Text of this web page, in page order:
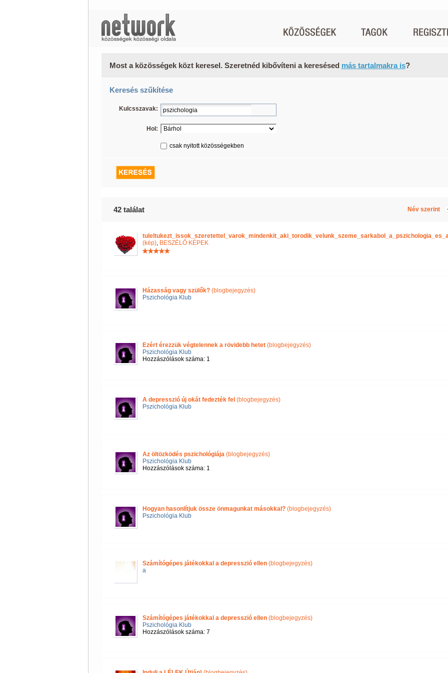
Most a közösségek közt keresel. Szeretnéd kibővíteni a keresésed más tartalmakra is?
Keresés szűkítése
Kulcsszavak:
Hol:
csak nyitott közösségekben
42 találat Név szerint
(kép), BESZÉLŐ KÉPEK
Házasság vagy szülők?(blogbejegyzés)
Pszichológia Klub
Ezért érezzük végtelennek a rövidebb hetet(blogbejegyzés)
Pszichológia Klub
Hozzászólások száma: 1
A depresszió új okát fedezték fel (blogbejegyzés)
Pszichológia Klub
Az öltözködés pszichológiája(blogbejegyzés)
Pszichológia Klub
Hozzászólások száma: 1
Hogyan hasonlítjuk össze önmagunkat másokkal?(blogbejegyzés)
Pszichológia Klub
Számítógépes játékokkal a depresszió ellen(blogbejegyzés)
a
Számítógépes játékokkal a depresszió ellen(blogbejegyzés)
Pszichológia Klub
Hozzászólások száma: 7